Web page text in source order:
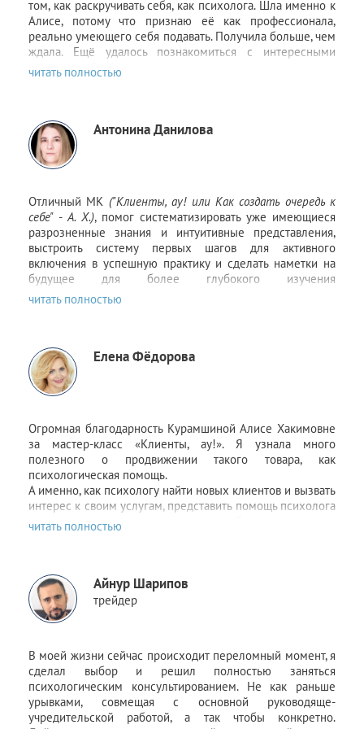
семинар! Тренера и коуча Ильдара Зинурова!
Руководителя уфимского филиала Самопознание.ру
Розалию Мударисовну Салахутдинову! Бизнес-тренера,
руководителя Бизнес клуба EF-GROUP Рустема
Фаткуллина!
самоутилизирующиеся на 70% за счёт использованных
биоматериалов целлюлозы и дерева!
том, как раскручивать себя, как психолога. Шла именно к
Алисе, потому что признаю её как профессионала,
реально умеющего себя подавать. Получила больше, чем
ждала. Ещё удалось познакомиться с интересными
людьми этой сферы, встретиться со старыми знакомыми
Антонина Данилова
Отличный МК ("Клиенты, ау! или Как создать очередь к
себе"- А. Х.), помог систематизировать уже имеющиеся
разрозненные знания и интуитивные представления,
выстроить систему первых шагов для активного
включения в успешную практику и сделать наметки на
будущее для более глубокого изучения
заинтересовавших меня инструментов, осознать
направлении. Спасибо.
Елена Фёдорова
Огромная благодарность Курамшиной Алисе Хакимовне
за мастер-класс «Клиенты, ау!». Я узнала много
полезного о продвижении такого товара, как
психологическая помощь.
А именно, как психологу найти новых клиентов и вызвать
интерес к своим услугам, представить помощь психолога
в выгодном свете и простыми способами дать знать о
Интересно было познакомиться с приглашенными
Алисой Хакимовной гостями – предпринимателями, -
послушать об их опыте построения собственного
свои дальнейшие шаги!
Спасибо!
Айнур Шарипов
трейдер
В моей жизни сейчас происходит переломный момент, я
сделал выбор и решил полностью заняться
психологическим консультированием. Не как раньше
урывками, совмещая с основной руководяще-
учредительской работой, а так чтобы конкретно.